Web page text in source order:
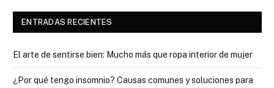
ENTRADAS RECIENTES
El arte de sentirse bien: Mucho más que ropa interior de mujer
¿Por qué tengo insomnio? Causas comunes y soluciones para